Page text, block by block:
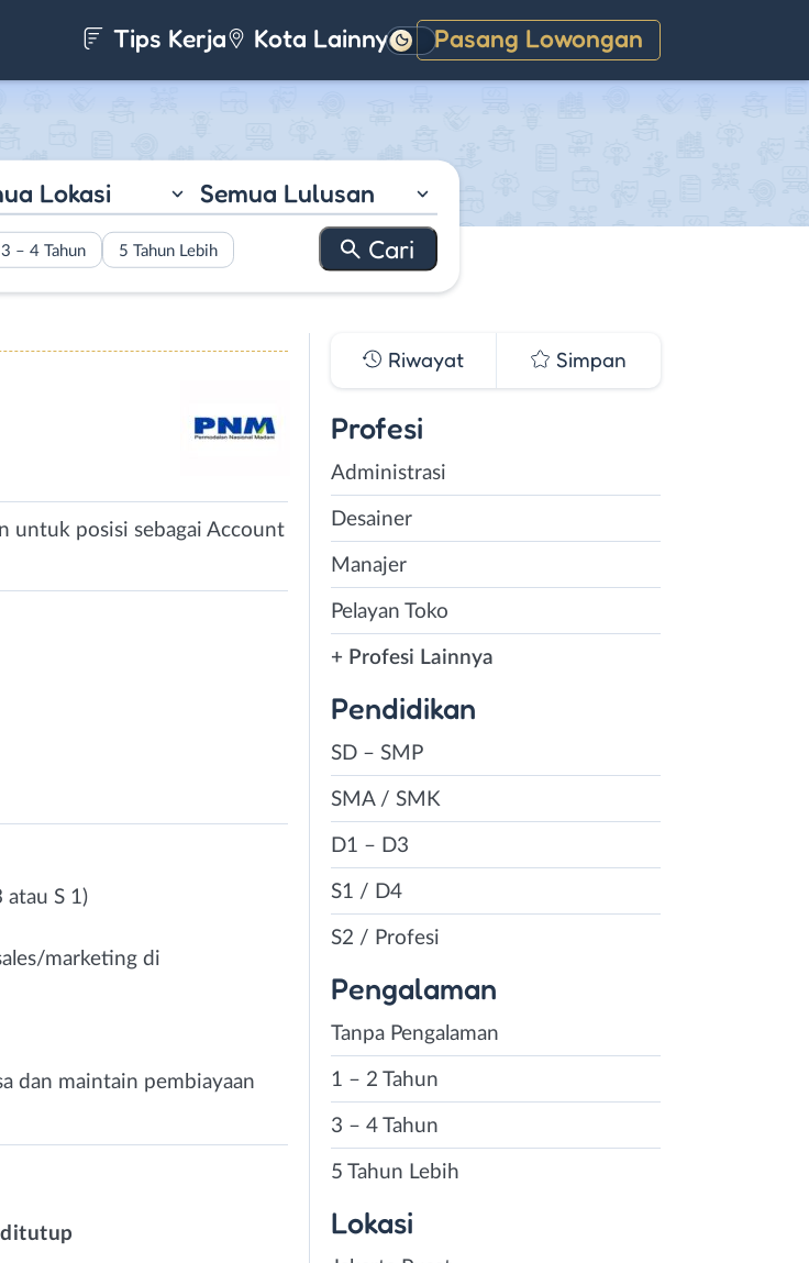
Tips Kerja Kota Lainnya Pasang Lowongan
Gelap
Lokasi Semua Lulusan
3 – 4 Tahun 5 Tahun Lebih
untuk posisi sebagai Account
S 1)
marketing di
dan maintain pembiayaan
Riwayat Simpan
Profesi
Administrasi
Desainer
Manajer
Pelayan Toko
+ Profesi Lainnya
Pendidikan
SD – SMP
SMA / SMK
D1 – D3
S1 / D4
S2 / Profesi
Pengalaman
Tanpa Pengalaman
1 – 2 Tahun
3 – 4 Tahun
5 Tahun Lebih
Lokasi